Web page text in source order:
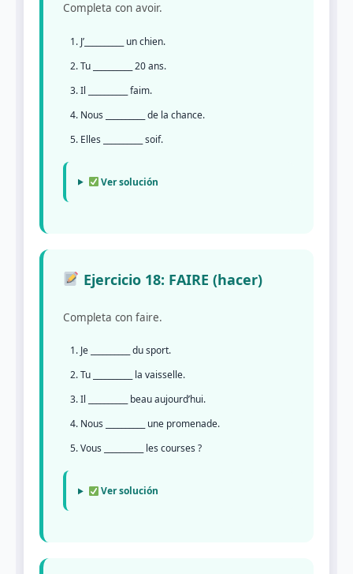
Completa con avoir.
J’__________ un chien.
Tu __________ 20 ans.
Il __________ faim.
Nous __________ de la chance.
Elles __________ soif.
Ver solución
Ejercicio 18: FAIRE (hacer)
Completa con faire.
Je __________ du sport.
Tu __________ la vaisselle.
Il __________ beau aujourd’hui.
Nous __________ une promenade.
Vous __________ les courses ?
Ver solución